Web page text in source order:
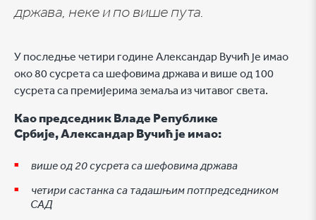
држава, неке и по више пута.
У последње четири године Александар Вучић је имао
око 80 сусрета са шефовима држава и више од 100
сусрета са премијерима земаља из читавог света.
Као председник Владе Републике
Србије, Александар Вучић је имао:
више од 20 сусрета са шефовима држава
четири састанка са тадашњим потпредседником
САД